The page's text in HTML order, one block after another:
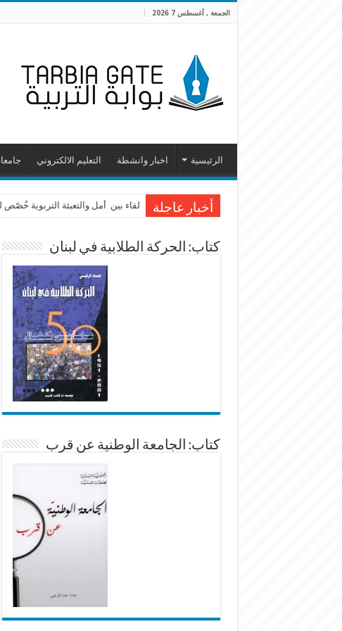
الجمعة , أغسطس 7 2026
الرئيسية اخبار وانشطة التعليم الالكتروني
أخبار عاجلة لقاء بين أمل والتعبئة التربوية خُصّص
كتاب: الحركة الطلابية في لبنان
كتاب: الجامعة الوطنية عن قرب